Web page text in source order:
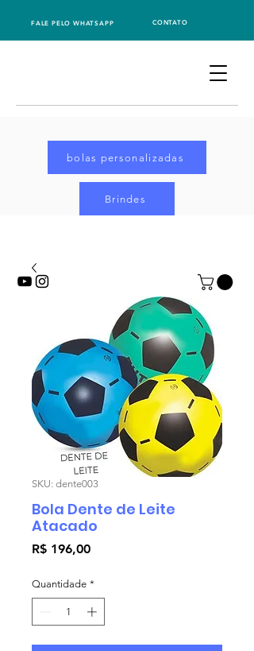
FALE PELO WHATSAPP CONTATO
bolas personalizadas
Brindes
SKU: dente003
Bola Dente de Leite
Atacado
R$ 196,00Preço
Quantidade *